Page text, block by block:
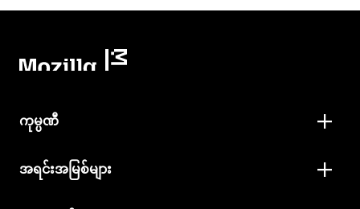
ကုမ္ပဏီ
အရင်းအမြစ်များ